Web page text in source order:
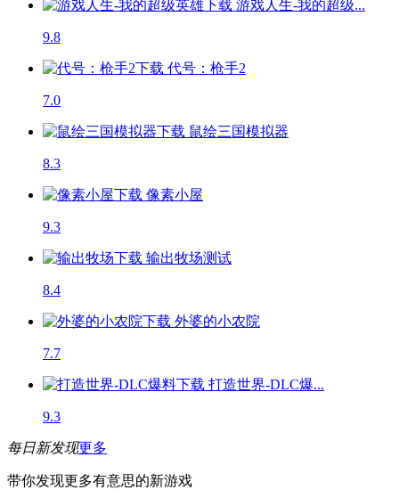
游戏人生-我的超级...
9.8
代号：枪手2
7.0
鼠绘三国模拟器
8.3
像素小屋
9.3
输出牧场测试
8.4
外婆的小农院
7.7
打造世界-DLC爆...
9.3
每日新发现更多
带你发现更多有意思的新游戏